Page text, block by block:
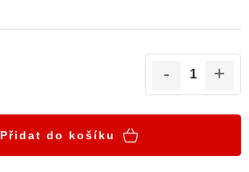
Přidat do košíku